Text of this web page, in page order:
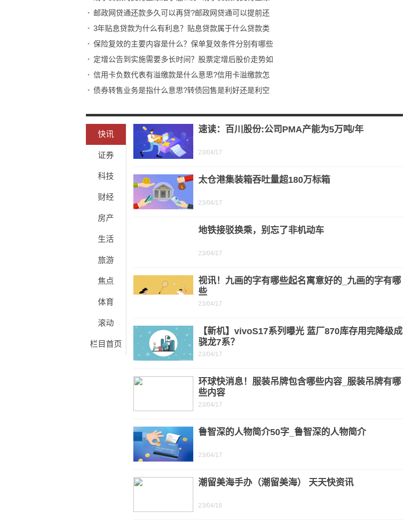
邮政网贷通还款多久可以再贷?邮政网贷通可以提前还
3年贴息贷款为什么有利息？贴息贷款属于什么贷款类
保险复效的主要内容是什么？保单复效条件分别有哪些
定增公告到实施需要多长时间？股票定增后股价走势如
信用卡负数代表有溢缴款是什么意思?信用卡溢缴款怎
债券转售业务是指什么意思?转债回售是利好还是利空
快讯
证券
科技
财经
房产
生活
旅游
焦点
体育
滚动
栏目首页
速读：百川股份:公司PMA产能为5万吨/年
23/04/17
太仓港集装箱吞吐量超180万标箱
23/04/17
地铁接驳换乘，别忘了非机动车
23/04/17
视讯！九画的字有哪些起名寓意好的_九画的字有哪
些
23/04/17
【新机】vivoS17系列曝光 蓝厂870库存用完降级成
骁龙7系？
23/04/17
环球快消息！服装吊牌包含哪些内容_服装吊牌有哪
些内容
23/04/17
鲁智深的人物简介50字_鲁智深的人物简介
23/04/17
潮留美海手办（潮留美海） 天天快资讯
23/04/16